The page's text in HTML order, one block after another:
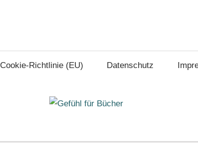
Cookie-Richtlinie (EU) Datenschutz